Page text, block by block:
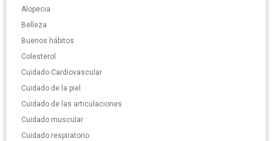
Alopecia
Belleza
Buenos hábitos
Colesterol
Cuidado Cardiovascular
Cuidado de la piel
Cuidado de las articulaciones
Cuidado muscular
Cuidado respiratorio